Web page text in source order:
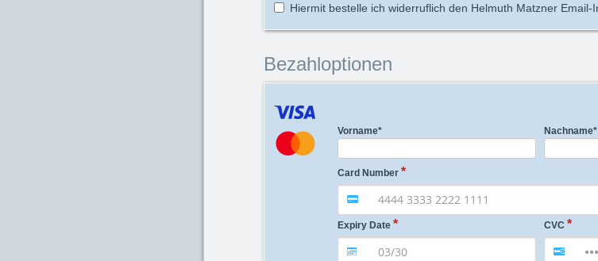
Hiermit bestelle ich widerruflich den Helmuth Matzner Email-
Bezahloptionen
Vorname* Nachname*
Card Number
Expiry Date CVC